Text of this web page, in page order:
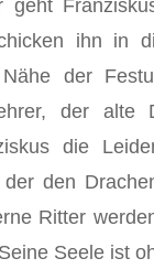
geht
ihn in
der
der alte
die
der den
Ritter
Seele ist